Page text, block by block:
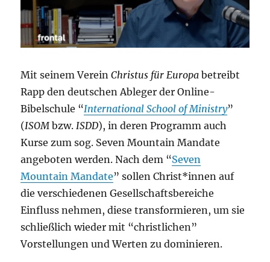
Mit seinem VereinChristus für Europa betreibt
Rapp den deutschen Ableger der Online-
Bibelschule “International School of Ministry”
(ISOM bzw. ISDD), in deren Programm auch
Kurse zum sog. Seven Mountain Mandate
angeboten werden. Nach dem “Seven
Mountain Mandate” sollen Christ*innen auf
die verschiedenen Gesellschaftsbereiche
Einfluss nehmen, diese transformieren, um sie
schließlich wieder mit “christlichen”
Vorstellungen und Werten zu dominieren.